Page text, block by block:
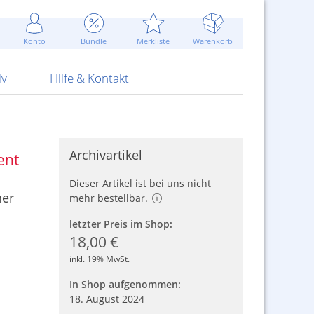
Konto Bundle Merkliste Warenkorb
Attrappen Blitzschnell...
Sommerpreise u.v.m.
ARS Pirotecnia
Hilfe & Kontakt
Kontaktformular
AGB
Archivartikel
Dieser Artikel ist bei uns nicht
mehr bestellbar.
letzter Preis im Shop:
18,00 €
inkl. 19% MwSt.
In Shop aufgenommen:
18. August 2024